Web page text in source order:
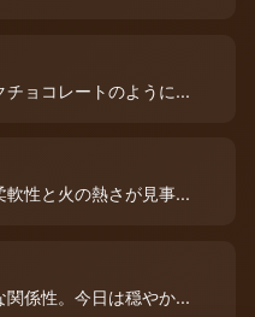
ョコレートのように...
性と火の熱さが見事...
係性。今日は穏やか...